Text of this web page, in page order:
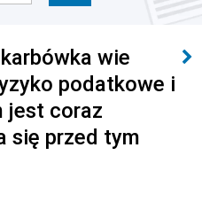
wie
podatkowe i
jest coraz
się przed tym